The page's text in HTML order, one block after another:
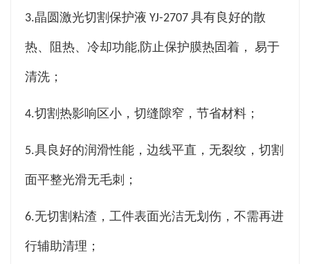
3.晶圆激光切割保护液 YJ-2707 具有良好的散
热、阻热、冷却功能,防止保护膜热固着， 易于
清洗；
4.切割热影响区小，切缝隙窄，节省材料；
5.具良好的润滑性能，边线平直，无裂纹，切割
面平整光滑无毛刺；
6.无切割粘渣，工件表面光洁无划伤，不需再进
行辅助清理；